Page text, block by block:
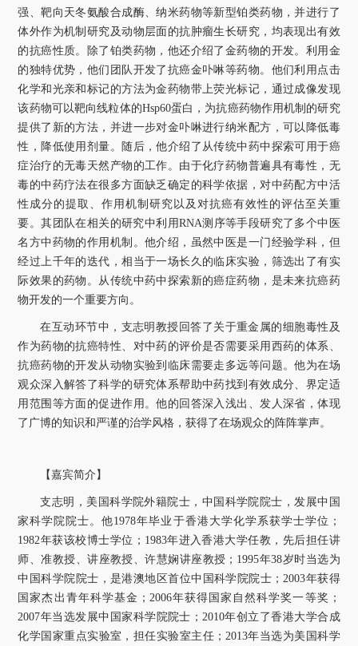
信息系统
下载中心 联系我们 EN
强、靶向天冬氨酸合成酶、纳米药物等新型铂类药物，并进行了
体外作为机制研究及动物层面的抗肿瘤生长研究，均表现出有效
的抗癌性质。除了铂类药物，他还介绍了金药物的开发。利用金
的独特优势，他们团队开发了抗癌金卟啉等药物。他们利用点击
化学和光亲和标记的方法为金药物带上荧光标记，通过成像发现
该药物可以靶向线粒体的Hsp60蛋白，为抗癌药物作用机制的研究
提供了新的方法，并进一步对金卟啉进行纳米配方，可以降低毒
性，降低使用剂量。随后，他介绍了从传统中药中探索可用于癌
症治疗的无毒天然产物的工作。由于化疗药物普遍具有毒性，无
毒的中药疗法在很多方面缺乏确定的科学依据，对中药配方中活
性成分的提取、作用机制研究以及对抗癌有效性的评估至关重
要。其团队在相关的研究中利用RNA测序等手段研究了多个中医
名方中药物的作用机制。他介绍，虽然中医是一门经验学科，但
经过上千年的迭代，相当于一场长久的临床实验，筛选出了有实
际效果的药物。从传统中药中探索新的癌症药物，是未来抗癌药
物开发的一个重要方向。
在互动环节中，支志明教授回答了关于重金属的细胞毒性及
作为药物的抗癌特性、对中药的评价是否需要采用西药的体系、
抗癌药物的开发从动物实验到临床需要走多远等问题。他为在场
观众深入解答了科学的研究体系帮助中药找到有效成分、界定适
用范围等方面的促进作用。他的回答深入浅出、发人深省，体现
了广博的知识和严谨的治学风格，获得了在场观众的阵阵掌声。
【嘉宾简介】
支志明，美国科学院外籍院士，中国科学院院士，发展中国
家科学院院士。他1978年毕业于香港大学化学系获学士学位；
1982年获该校博士学位； 1983年进入香港大学任教，先后担任讲
师、准教授、讲座教授、许慧娴讲座教授； 1995年38岁时当选为
中国科学院院士，是港澳地区首位中国科学院院士；2003年获得
国家杰出青年科学基金； 2006年获得国家自然科学奖一等奖；
2007年当选发展中国家科学院院士； 2010年创立了香港大学合成
化学国家重点实验室，担任实验室主任；2013年当选为美国科学